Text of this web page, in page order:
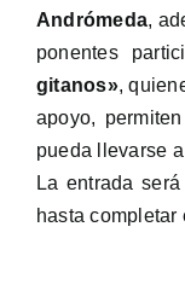
Andrómeda,
ponentes
gitanos»,
apoyo,
pueda llevarse
La entrada
hasta completar